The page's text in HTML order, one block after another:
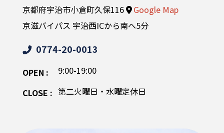
京都府宇治市小倉町久保116
Google Map
京滋バイパス 宇治西ICから南へ5分
0774-20-0013
OPEN :
9:00-19:00
CLOSE : 第二火曜日・水曜定休日